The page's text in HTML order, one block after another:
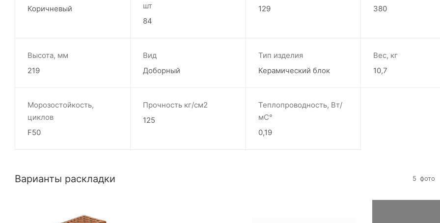
Коричневый
шт
84
129
380
Высота, мм
219
Вид
Доборный
Тип изделия
Керамический блок
Вес, кг
10,7
Морозостойкость,
циклов
F50
Прочность кг/см2
125
Теплопроводность, Вт/
мС°
0,19
Варианты раскладки 5 фото